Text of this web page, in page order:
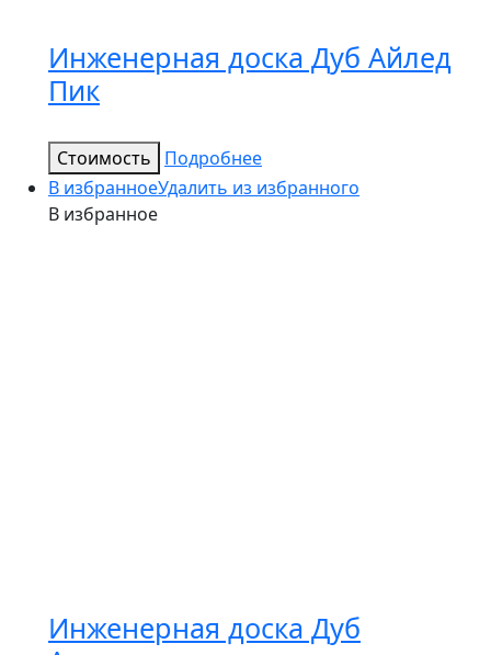
Инженерная доска Дуб Айлед
Пик
Стоимость
Подробнее
В избранноеУдалить из избранного
В избранное
Инженерная доска Дуб